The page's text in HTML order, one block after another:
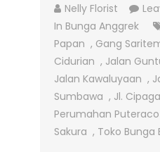
Nelly Florist
In Bunga Anggrek
Papan , Gang
Cidurian , Jalan
Jalan Kawaluyaan ,
Sumbawa , Jl.
Perumahan
Sakura , Toko Bunga